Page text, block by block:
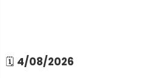
🗓️ 4/08/2026